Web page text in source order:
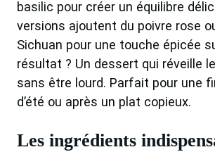
basilic pour créer un équilibre
versions ajoutent du poivre rose
Sichuan pour une touche épicée
résultat ? Un dessert qui réveille
sans être lourd. Parfait pour une
d’été ou après un plat copieux.
Les ingrédients